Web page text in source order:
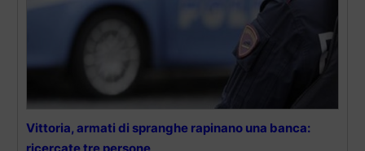
Vittoria, armati di spranghe rapinano una banca: